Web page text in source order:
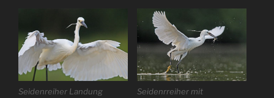
Seidenreiher Landung
Seidenrreiher mit